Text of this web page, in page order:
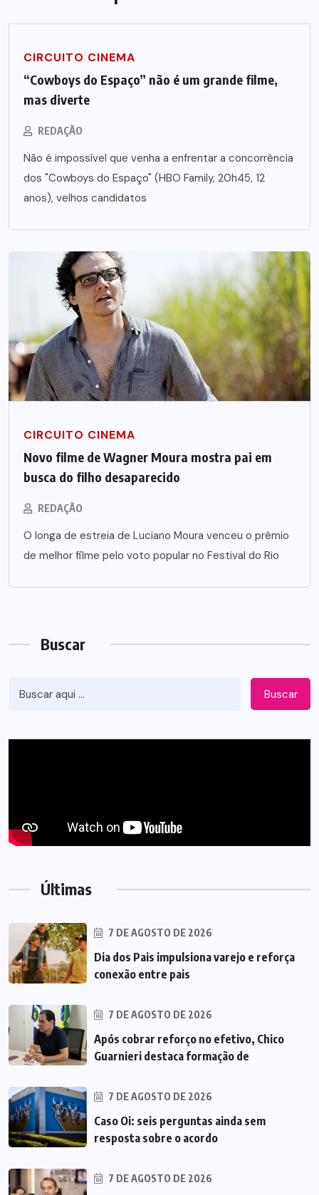
CIRCUITO CINEMA
“Cowboys do Espaço” não é um grande filme,
mas diverte
REDAÇÃO
Não é impossível que venha a enfrentar a concorrência
dos "Cowboys do Espaço" (HBO Family, 20h45, 12
anos), velhos candidatos
CIRCUITO CINEMA
Novo filme de Wagner Moura mostra pai em
busca do filho desaparecido
REDAÇÃO
O longa de estreia de Luciano Moura venceu o prêmio
de melhor filme pelo voto popular no Festival do Rio
Buscar
Buscar
Últimas
7 DE AGOSTO DE 2026
Dia dos Pais impulsiona varejo e reforça
conexão entre pais
7 DE AGOSTO DE 2026
Após cobrar reforço no efetivo, Chico
Guarnieri destaca formação de
7 DE AGOSTO DE 2026
Caso Oi: seis perguntas ainda sem
resposta sobre o acordo
7 DE AGOSTO DE 2026